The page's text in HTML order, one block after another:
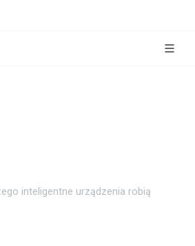
inteligentne urządzenia robią